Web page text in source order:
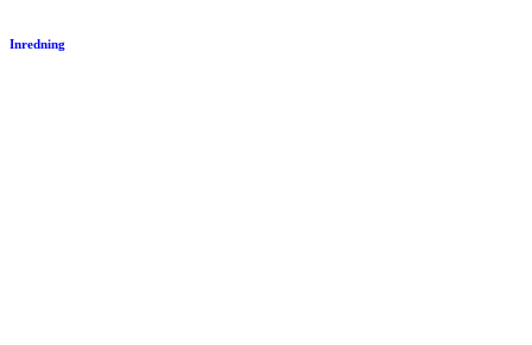
Inredning